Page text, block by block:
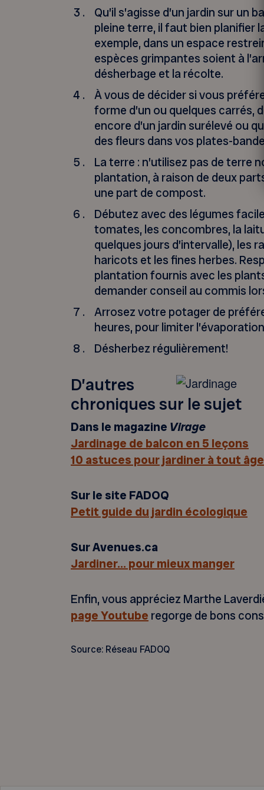
Qu’il s’agisse d’un jardin sur un
pleine terre, il faut bien planifier
exemple, dans un espace
espèces grimpantes soient à
désherbage et la récolte.
À vous de décider si vous
forme d’un ou quelques carrés,
encore d’un jardin surélevé ou
des fleurs dans vos plates-
La terre : n’utilisez pas de terre
plantation, à raison de deux
une part de compost.
Débutez avec des légumes
tomates, les concombres, la
quelques jours d’intervalle), les
haricots et les fines herbes.
plantation fournis avec les
demander conseil au commis
Arrosez votre potager de
heures, pour limiter
Désherbez régulièrement!
D’autres
chroniques sur le sujet
Dans le magazine Virage
Jardinage de balcon en 5 leçons
10 astuces pour jardiner à tout âge
Sur le site FADOQ
Petit guide du jardin écologique
Sur Avenues.ca
Jardiner… pour mieux manger
Enfin, vous appréciez Marthe
page Youtube regorge de bons
Source: Réseau FADOQ